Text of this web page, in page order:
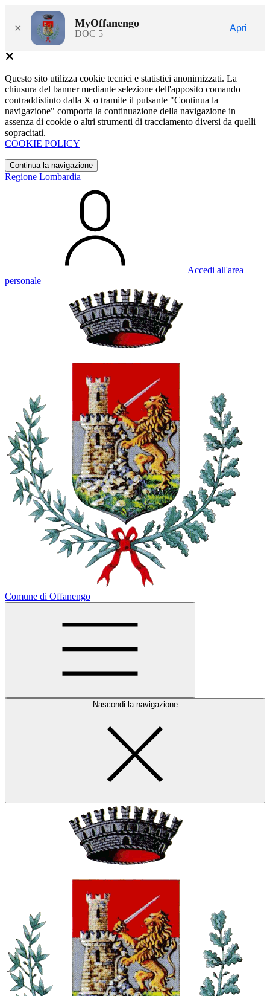
× MyOffanengo
DOC 5
Apri
Questo sito utilizza cookie tecnici e statistici anonimizzati. La
chiusura del banner mediante selezione dell'apposito comando
contraddistinto dalla X o tramite il pulsante "Continua la
navigazione" comporta la continuazione della navigazione in
assenza di cookie o altri strumenti di tracciamento diversi da quelli
sopracitati.
COOKIE POLICY
Continua la navigazione
Regione Lombardia
Accedi all'area
personale
Comune di Offanengo
Nascondi la navigazione